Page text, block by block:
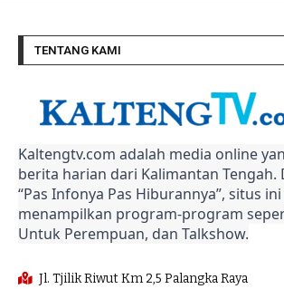
TENTANG KAMI
Kaltengtv.com adalah media online
berita harian dari Kalimantan Tengah.
“Pas Infonya Pas Hiburannya”, situs
menampilkan program-program
Untuk Perempuan, dan Talkshow.
Jl. Tjilik Riwut Km 2,5 Palangka Raya